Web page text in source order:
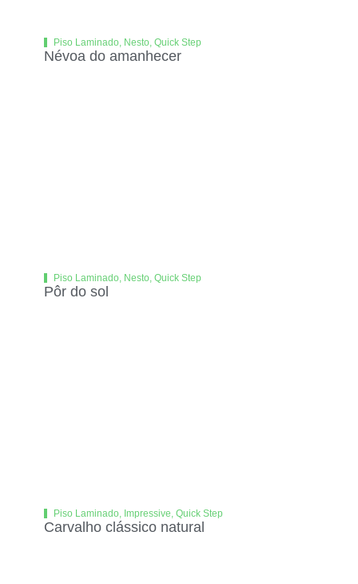
Piso Laminado, Nesto, Quick Step
Névoa do amanhecer
Piso Laminado, Nesto, Quick Step
Pôr do sol
Piso Laminado, Impressive, Quick Step
Carvalho clássico natural